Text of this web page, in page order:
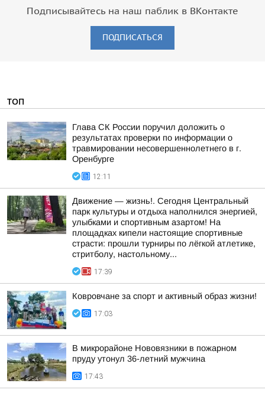
Подписывайтесь на наш паблик в ВКонтакте
ПОДПИСАТЬСЯ
ТОП
Глава СК России поручил доложить о
результатах проверки по информации о
травмировании несовершеннолетнего в г.
Оренбурге
12:11
Движение — жизнь!. Сегодня Центральный
парк культуры и отдыха наполнился энергией,
улыбками и спортивным азартом! На
площадках кипели настоящие спортивные
страсти: прошли турниры по лёгкой атлетике,
стритболу, настольному...
17:39
Ковровчане за спорт и активный образ жизни!
17:03
В микрорайоне Нововязники в пожарном
пруду утонул 36-летний мужчина
17:43